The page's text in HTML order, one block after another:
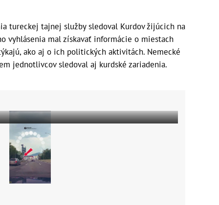
tureckej tajnej služby sledoval Kurdov žijúcich na
vyhlásenia mal získavať informácie o miestach
ako aj o ich politických aktivitách. Nemecké
jednotlivcov sledoval aj kurdské zariadenia.